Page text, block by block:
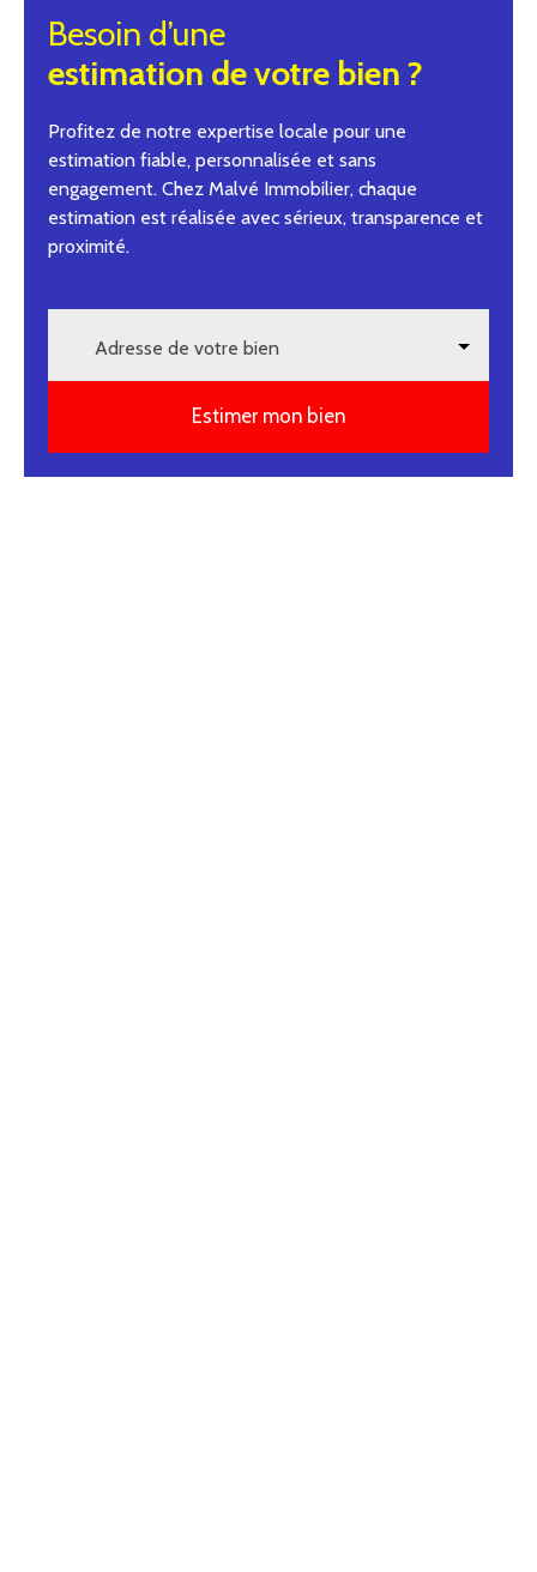
Besoin d’une
estimation de votre bien ?
Profitez de notre expertise locale pour une
estimation fiable, personnalisée et sans
engagement. Chez Malvé Immobilier, chaque
estimation est réalisée avec sérieux, transparence et
proximité.
Adresse de votre bien
Estimer mon bien